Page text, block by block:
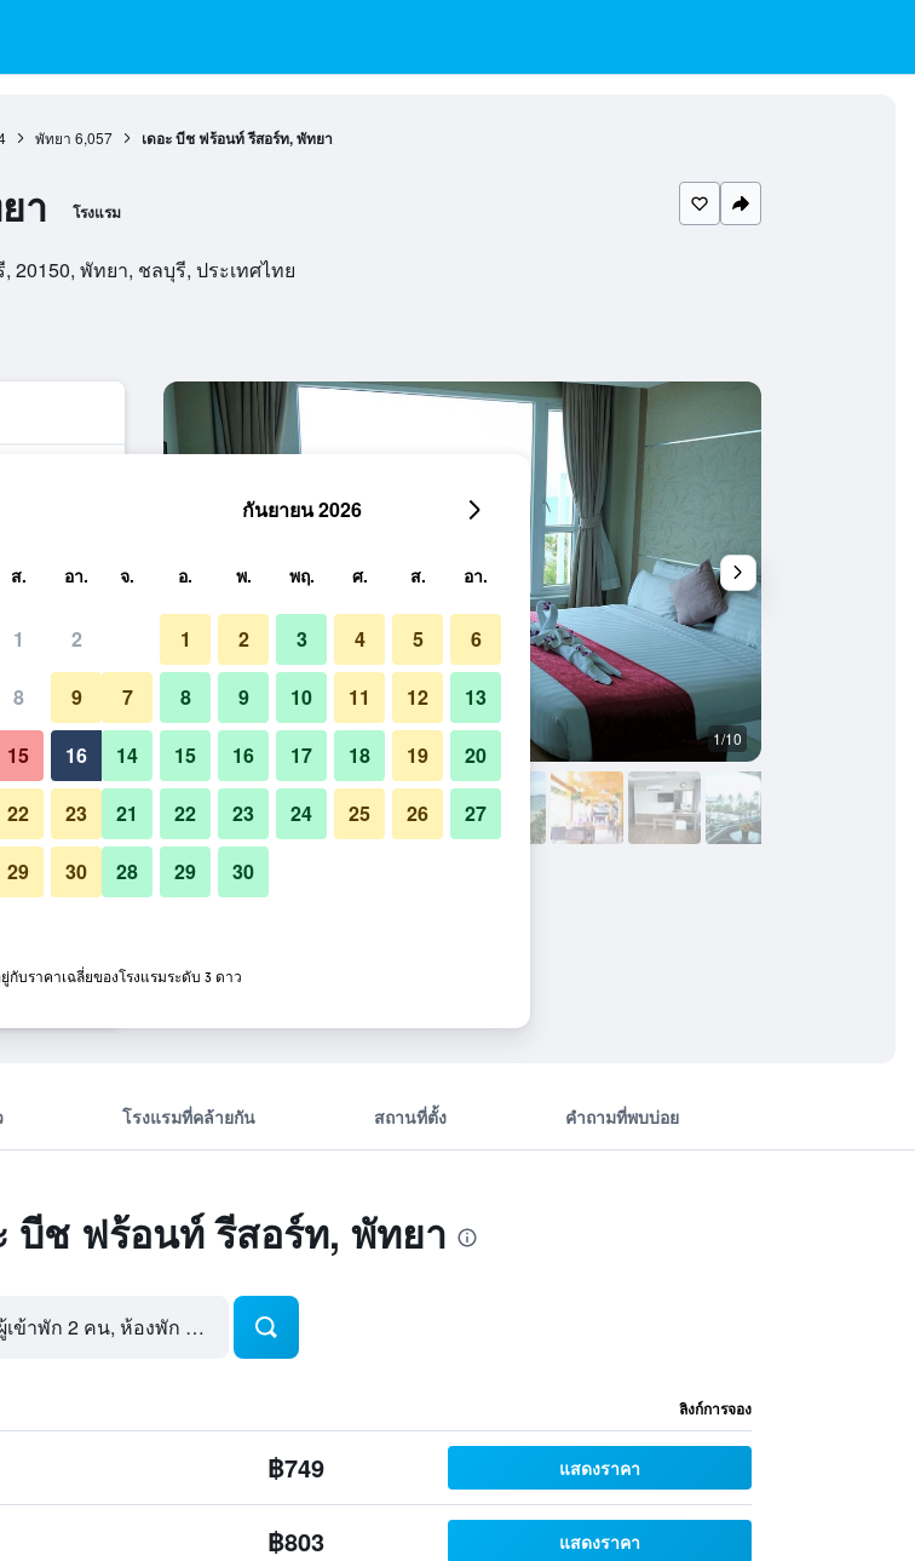
พัทยา 6,057 เดอะ บีช ฟร้อนท์ รีสอร์ท, พัทยา
า โรงแรม
20150, พัทยา, ชลบุรี, ประเทศไทย
เช็คดีล
เช็คดีล
อื่น ๆ 1/10
รูปภาพของ เดอะ บีช ฟร้อนท์ รีสอร์ท, พัทยา
โรงแรมที่คล้ายกัน สถานที่ตั้ง คำถามที่พบบ่อย
บีช ฟร้อนท์ รีสอร์ท, พัทยา
เข้าพัก 2 คน, ห้องพัก 1 ห้อง
ลิงก์การจอง
฿749 แสดงราคา
฿803 แสดงราคา
ส. อา.
1 2
8 9
15 16
22 23
29 30
กันยายน 2026
จ. อ. พ. พฤ. ศ. ส. อา.
1 2 3 4 5 6
7 8 9 10 11 12 13
14 15 16 17 18 19 20
21 22 23 24 25 26 27
28 29 30
กับราคาเฉลี่ยของโรงแรมระดับ 3 ดาว